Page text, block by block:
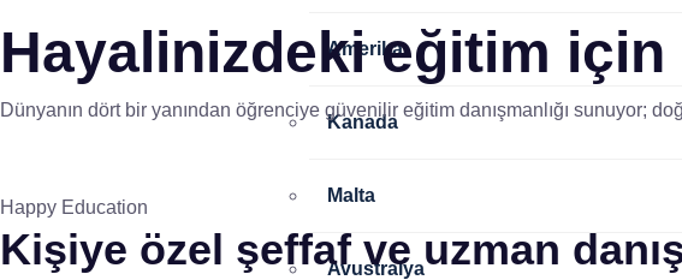
Amerika
Kanada
Malta
Avustralya
Hayalinizdeki eğitim için
Dünyanın dört bir yanından öğrenciye güvenilir eğitim danışmanlığı sunuyor;
Happy Education
Kişiye özel şeffaf ve uzman